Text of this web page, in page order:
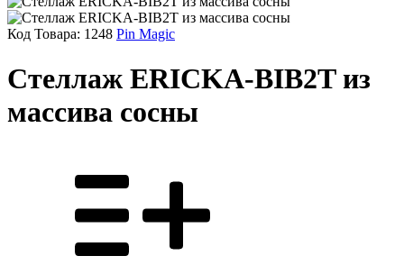
Код Товара: 1248 Pin Magic
Стеллаж ERICKA-BIB2T из
массива сосны